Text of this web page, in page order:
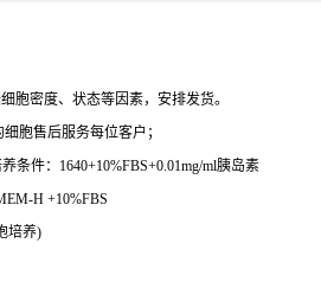
胞密度、状态等因素，安排发货。
胞售后服务每位客户；
件：1640+10%FBS+0.01mg/ml胰岛素
H +10%FBS
培养)